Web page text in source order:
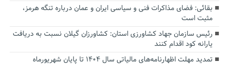
بقائی: فضای مذاکرات فنی و سیاسی ایران و عمان درباره تنگه هرمز،
مثبت است
رئیس سازمان جهاد کشاورزی استان: کشاورزان گیلان نسبت به دریافت
یارانه کود اقدام کنند
تمدید مهلت اظهارنامه‌های مالیاتی سال ۱۴۰۴ تا پایان شهریورماه